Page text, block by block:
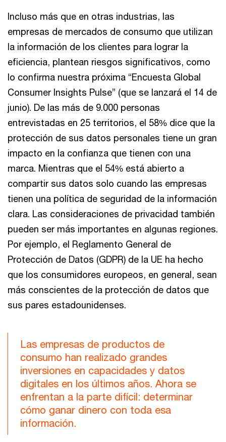
Incluso más que en otras industrias, las
empresas de mercados de consumo que utilizan
la información de los clientes para lograr la
eficiencia, plantean riesgos significativos, como
lo confirma nuestra próxima “Encuesta Global
Consumer Insights Pulse” (que se lanzará el 14 de
junio). De las más de 9.000 personas
entrevistadas en 25 territorios, el 58% dice que la
protección de sus datos personales tiene un gran
impacto en la confianza que tienen con una
marca. Mientras que el 54% está abierto a
compartir sus datos solo cuando las empresas
tienen una política de seguridad de la información
clara. Las consideraciones de privacidad también
pueden ser más importantes en algunas regiones.
Por ejemplo, el Reglamento General de
Protección de Datos (GDPR) de la UE ha hecho
que los consumidores europeos, en general, sean
más conscientes de la protección de datos que
sus pares estadounidenses.
Las empresas de productos de
consumo han realizado grandes
inversiones en capacidades y datos
digitales en los últimos años. Ahora se
enfrentan a la parte difícil: determinar
cómo ganar dinero con toda esa
información.